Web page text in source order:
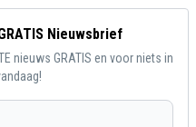
Nieuwsbrief
nieuws GRATIS en voor niets in